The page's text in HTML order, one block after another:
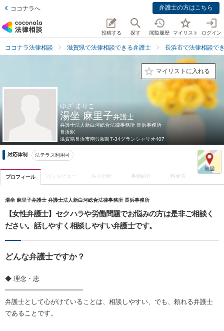
ココナラへ 弁護士の方はこちら
投稿する 探す 閲覧履歴 マイリスト ログイン
ココナラ法律相談 滋賀県で法律相談できる弁護士 長浜市で法律相談で
マイリストに入れる
ゆざ まりこ
湯坐 麻里子弁護士
弁護士法人新白河総合法律事務所 長浜事務所
長浜駅
滋賀県長浜市南呉服町7-34グランシャリオ407
対応体制 法テラス利用可
プロフィール インタビュー 注力分野 事例紹介 料金表
湯坐 麻里子弁護士 弁護士法人新白河総合法律事務所 長浜事務所
【女性弁護士】セクハラや労働問題でお悩みの方は是非ご相談く
ださい。話しやすく相談しやすい弁護士です。
どんな弁護士ですか？
◆ 理念・志
━━━━━━━━━━━━
弁護士として心がけていることは、相談しやすい、でも、頼れる弁護士
であることです。